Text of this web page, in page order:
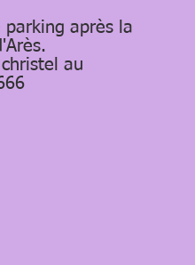
parking après la
au